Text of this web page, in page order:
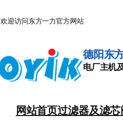
欢迎访问东方一力官方网站
德阳东
电厂主机
网站首页过滤器及滤芯